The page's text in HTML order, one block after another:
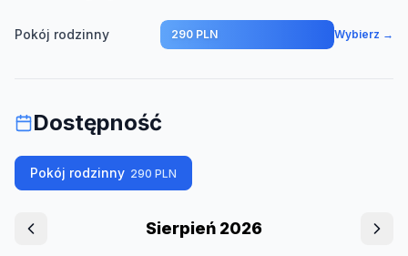
Pokój rodzinny 290 PLN Wybierz →
Dostępność
Pokój rodzinny 290 PLN
Sierpień 2026